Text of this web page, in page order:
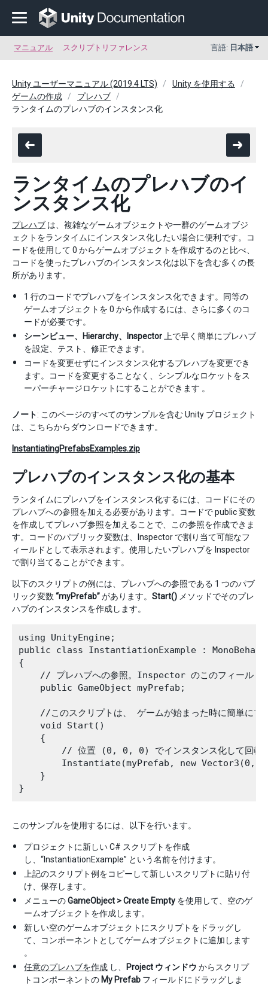
マニュアル スクリプトリファレンス 言語: 日本語
Unity ユーザーマニュアル (2019.4 LTS)
Unity を使用する
ゲームの作成
プレハブ
ランタイムのプレハブのインスタンス化
ランタイムのプレハブのイ
ンスタンス化
プレハブ は、複雑なゲームオブジェクトや一群のゲームオブジ
ェクトをランタイムにインスタンス化したい場合に便利です。コ
ードを使用して 0 からゲームオブジェクトを作成するのと比べ、
コードを使ったプレハブのインスタンス化は以下を含む多くの長
所があります。
1 行のコードでプレハブをインスタンス化できます。同等の
ゲームオブジェクトを 0 から作成するには、さらに多くのコ
ードが必要です。
シーンビュー、Hierarchy、Inspector 上で早く簡単にプレハブ
を設定、テスト、修正できます。
コードを変更せずにインスタンス化するプレハブを変更でき
ます。コードを変更することなく、シンプルなロケットをス
ーパーチャージロケットにすることができます 。
ノート: このページのすべてのサンプルを含む Unity プロジェクト
は、こちらからダウンロードできます。
InstantiatingPrefabsExamples.zip
プレハブのインスタンス化の基本
ランタイムにプレハブをインスタンス化するには、コードにその
プレハブへの参照を加える必要があります。コードで public 変数
を作成してプレハブ参照を加えることで、この参照を作成できま
す。コードのパブリック変数は、Inspector で割り当て可能なフ
ィールドとして表示されます。使用したいプレハブを Inspector
で割り当てることができます。
以下のスクリプトの例には、プレハブへの参照である 1 つのパブ
リック変数 “myPrefab”があります。 Start() メソッドでそのプレ
ハブのインスタンスを作成します。
using UnityEngine;
public class InstantiationExample :
{
// プレハブへの参照。Inspector のこのフィールド
    public GameObject myPrefab;
//このスクリプトは、 ゲームが始まった時に簡単にプ
    void Start()
    {
// 位置 (0, 0, 0) でインスタンス化して回転
Instantiate(myPrefab, new Vector3(0,
    }
このサンプルを使用するには、以下を行います。
プロジェクトに新しい C# スクリプトを作成
し、“InstantiationExample” という名前を付けます。
上記のスクリプト例をコピーして新しいスクリプトに貼り付
け、保存します。
メニューのGameObject > Create Empty を使用して、空のゲ
ームオブジェクトを作成します。
新しい空のゲームオブジェクトにスクリプトをドラッグし
て、コンポーネントとしてゲームオブジェクトに追加します
。
任意のプレハブを作成 し、 Project ウィンドウ からスクリプ
トコンポーネントの My Prefab フィールドにドラッグしま